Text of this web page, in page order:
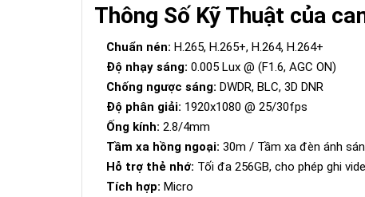
Thông Số Kỹ Thuật của
Chuẩn nén: H.265, H.265+, H.264, H.264+
Độ nhạy sáng: 0.005 Lux @ (F1.6, AGC ON)
Chống ngược sáng: DWDR, BLC, 3D DNR
Độ phân giải: 1920x1080 @ 25/30fps
Ống kính: 2.8/4mm
Tầm xa hồng ngoại: 30m / Tầm xa đèn ánh
Hỗ trợ thẻ nhớ: Tối đa 256GB, cho phép ghi
Tích hợp: Micro